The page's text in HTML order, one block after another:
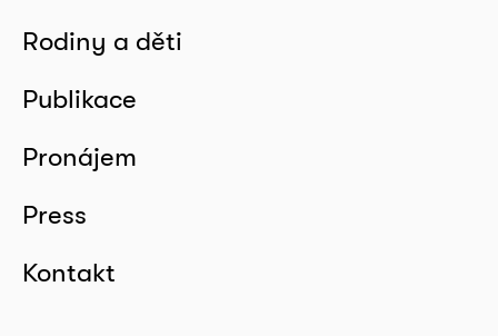
Rodiny a děti
Publikace
Pronájem
Press
Kontakt